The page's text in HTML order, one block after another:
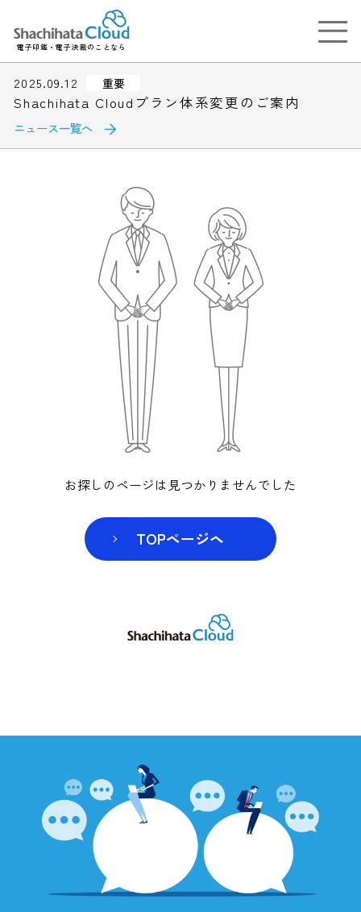
電子印鑑・電子決裁のことなら
2025.09.12 重要
Shachihata Cloudプラン体系変更のご案内
ニュース一覧へ
お探しのページは見つかりませんでした
TOPページヘ